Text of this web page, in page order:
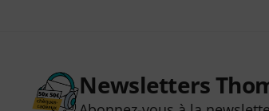
Newsletters